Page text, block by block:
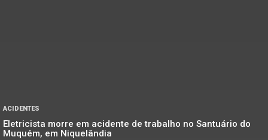
ACIDENTES
Eletricista morre em acidente de trabalho no Santuário do
Muquém, em Niquelândia